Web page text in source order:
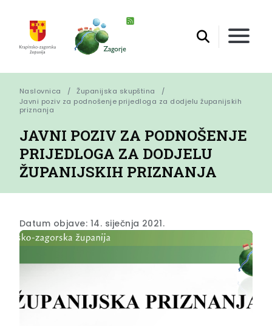
Naslovnica
Županijska skupština
Javni poziv za podnošenje prijedloga za dodjelu županijskih
priznanja
JAVNI POZIV ZA PODNOŠENJE
PRIJEDLOGA ZA DODJELU
ŽUPANIJSKIH PRIZNANJA
Datum objave: 14. siječnja 2021.